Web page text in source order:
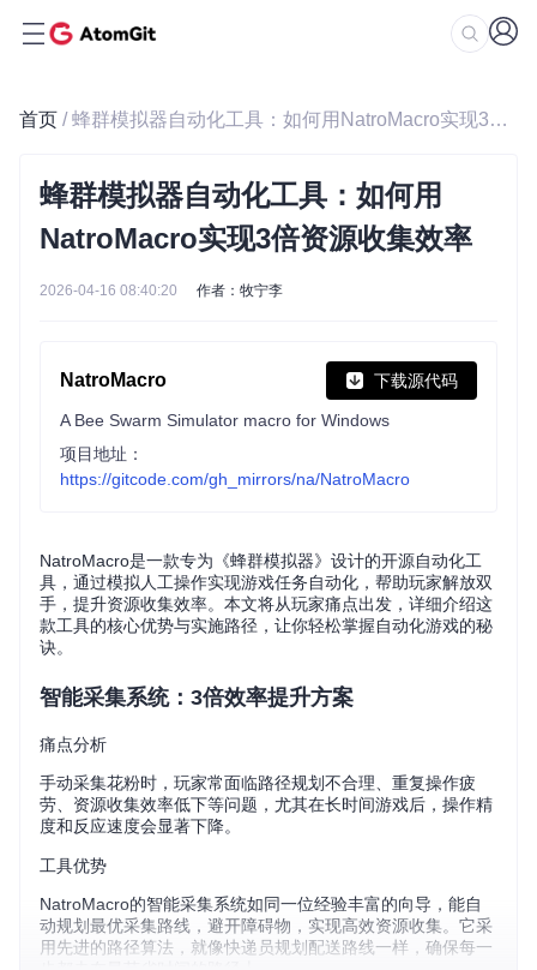
首页 / 蜂群模拟器自动化工具：如何用NatroMacro实现3倍资源收集效率
蜂群模拟器自动化工具：如何用
NatroMacro实现3倍资源收集效率
2026-04-16 08:40:20 作者：牧宁李
NatroMacro 下载源代码
A Bee Swarm Simulator macro for Windows
项目地址：
https://gitcode.com/gh_mirrors/na/NatroMacro
NatroMacro是一款专为《蜂群模拟器》设计的开源自动化工
具，通过模拟人工操作实现游戏任务自动化，帮助玩家解放双
手，提升资源收集效率。本文将从玩家痛点出发，详细介绍这
款工具的核心优势与实施路径，让你轻松掌握自动化游戏的秘
诀。
智能采集系统：3倍效率提升方案
痛点分析
手动采集花粉时，玩家常面临路径规划不合理、重复操作疲
劳、资源收集效率低下等问题，尤其在长时间游戏后，操作精
度和反应速度会显著下降。
工具优势
NatroMacro的智能采集系统如同一位经验丰富的向导，能自
动规划最优采集路线，避开障碍物，实现高效资源收集。它采
用先进的路径算法，就像快递员规划配送路线一样，确保每一